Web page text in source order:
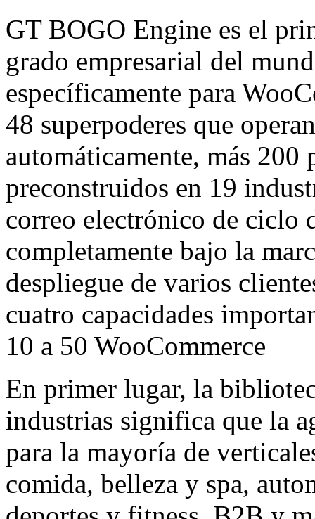
GT BOGO Engine es el
grado empresarial del
específicamente para
48 superpoderes que
automáticamente, más 200
preconstruidos en 19
correo electrónico de ciclo
completamente bajo la
despliegue de varios
cuatro capacidades
10 a 50 WooCommerce
En primer lugar, la
industrias significa que la
para la mayoría de
comida, belleza y spa,